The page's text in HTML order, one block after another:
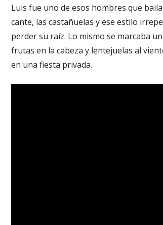
Luis fue uno de esos hombres que
cante, las castañuelas y ese estilo
perder su raíz. Lo mismo se marcaba
frutas en la cabeza y lentejuelas al
en una fiesta privada.